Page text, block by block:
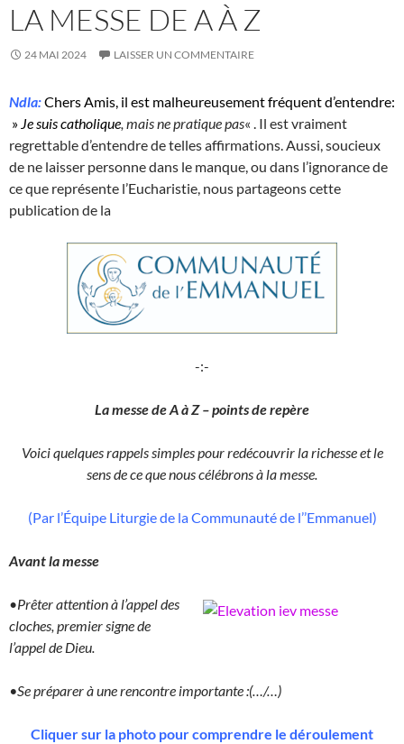
LA MESSE DE A À Z
24 MAI 2024 LAISSER UN COMMENTAIRE
Ndla:Chers Amis, il est malheureusement fréquent d’entendre:
» Je suis catholique, mais ne pratique pas« . Il est vraiment
regrettable d’entendre de telles affirmations. Aussi, soucieux
de ne laisser personne dans le manque, ou dans l’ignorance de
ce que représente l’Eucharistie, nous partageons cette
publication de la
-:-
La messe de A à Z – points de repère
Voici quelques rappels simples pour redécouvrir la richesse et le
sens de ce que nous célébrons à la messe.
(Par l’Équipe Liturgie de la Communauté de l’’Emmanuel)
Avant la messe
•Prêter attention à l’appel des
cloches, premier signe de
l’appel de Dieu.
•Se préparer à une rencontre importante :(…/…)
Cliquer sur la photo pour comprendre le déroulement